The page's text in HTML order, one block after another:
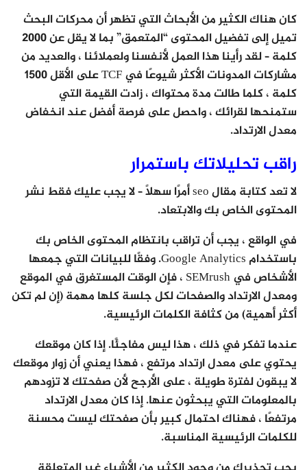
كان هناك الكثير من الأبحاث التي تظهر أن محركات البحث
تميل إلى تفضيل المحتوى “المتعمق” بما لا يقل عن 2000
كلمة – لقد رأينا هذا العمل لأنفسنا ولعملائنا ، والعديد من
مشاركات المدونات الأكثر شيوعًا في TCF على الأقل 1500
كلمة ، كلما طالت مدة محتواك ، زادت القيمة التي
ستمنحها لقرائك ، واحصل على فرصة أفضل عند انخفاض
معدل الارتداد.
راقب تحليلاتك باستمرار
لا تعد كتابة مقال seo أمرًا سهلاً – لا يجب عليك فقط نشر
المحتوى الخاص بك والابتعاد.
في الواقع ، يجب أن تراقب بانتظام المحتوى الخاص بك
باستخدام Google Analytics. وفقًا للبيانات التي جمعها
الأشخاص في SEMrush ، فإن الوقت المستغرق في الموقع
ومعدل الارتداد والصفحات لكل جلسة كلها مهمة (إن لم تكن
أكثر أهمية) من كثافة الكلمات الرئيسية.
عندما تفكر في ذلك ، هذا ليس مفاجئًا. إذا كان موقعك
يحتوي على معدل ارتداد مرتفع ، فهذا يعني أن زوار موقعك
لا يبقون لفترة طويلة ، على الأرجح لأن صفحتك لا تزودهم
بالمعلومات التي يبحثون عنها. إذا كان معدل الارتداد
مرتفعًا ، فهناك احتمال كبير بأن صفحتك ليست محسنة
للكلمات الرئيسية المناسبة.